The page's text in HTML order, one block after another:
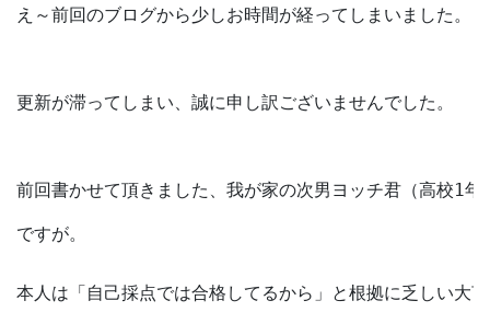
え～前回のブログから少しお時間が経ってしまいました。
更新が滞ってしまい、誠に申し訳ございませんでした。
前回書かせて頂きました、我が家の次男ヨッチ君（高校1年
ですが。
本人は「自己採点では合格してるから」と根拠に乏しい大